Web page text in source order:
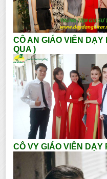
CÔ AN GIÁO VIÊN DẠY
QUA )
CÔ VY GIÁO VIÊN